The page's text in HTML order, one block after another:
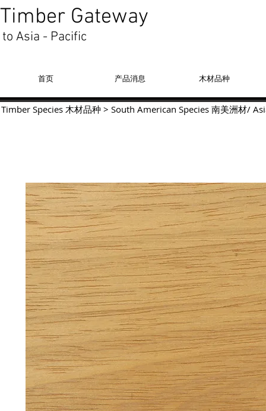
Timber Gateway
to Asia - Pacific
首页 产品消息 木材品种
Timber Species 木材品种 > South American Species 南美洲材/